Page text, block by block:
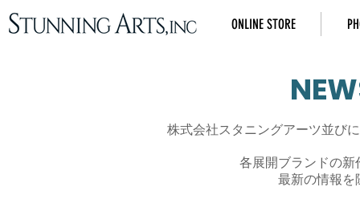
ONLINE STORE
株式会社スタニングアーツ並び
各展開ブランドの
最新の情報を